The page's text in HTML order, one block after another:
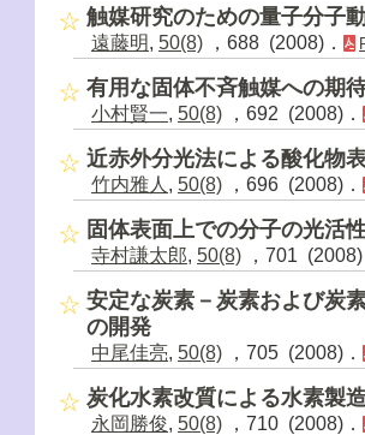
触媒研究のための量子分子
遠藤明, 50(8) ，688 (2008)．
有用な固体不斉触媒への期
小村賢一, 50(8) ，692 (2008)．
近赤外分光法による酸化物
竹内雅人 , 50(8) ，696 (2008)．
固体表面上での分子の光活
寺村謙太郎, 50(8) ，701 (2008)
安定な炭素－炭素および炭
の開発
中尾佳亮, 50(8) ，705 (2008)．
炭化水素改質による水素製
永岡勝俊, 50(8) ，710 (2008)．